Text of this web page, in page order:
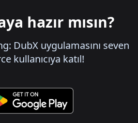
hazır mısın?
DubX uygulamasını seven
kullanıcıya katıl!